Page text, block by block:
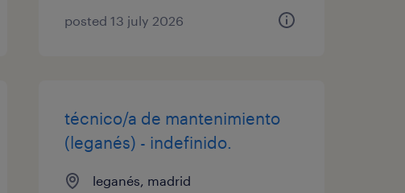
posted 13 july 2026
técnico/a de mantenimiento
(leganés) - indefinido.
leganés, madrid